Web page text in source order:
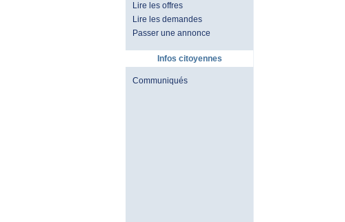
Lire les offres
Lire les demandes
Passer une annonce
Infos citoyennes
Communiqués